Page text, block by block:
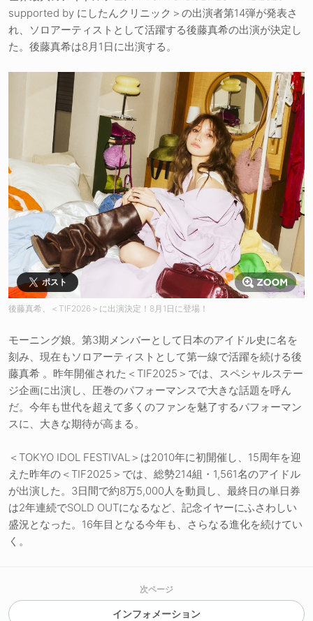
supported by にしたんクリニック＞の出演者第14弾が発表さ
れ、ソロアーティストとして活躍する後藤真希の出演が決定し
た。後藤真希は8月1日に出演する。
ポスト
後藤真希、＜TIF2026＞に出演決定！8月1日に登場！
モーニング娘。第3期メンバーとして日本のアイドル史に名を
刻み、現在もソロアーティストとして第一線で活躍を続ける後
藤真希 。昨年開催された＜TIF2025＞では、スペシャルステー
ジ企画に出演し、圧巻のパフォーマンスで大きな話題を呼ん
だ。今年も世代を超えて多くのファンを魅了するパフォーマン
スに、大きな期待が高まる。
＜TOKYO IDOL FESTIVAL＞は2010年に初開催し、15周年を迎
えた昨年の＜TIF2025＞では、総勢214組・1,561名のアイドル
が出演した。3日間で約8万5,000人を動員し、最終日の単日券
は2年連続でSOLD OUTになるなど、記念イヤーにふさわしい
盛況となった。16年目となる今年も、さらなる進化を続けてい
く。
次ページ
インフォメーション